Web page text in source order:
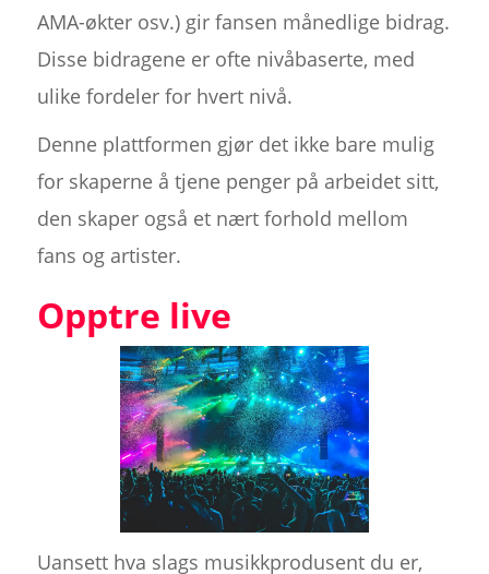
AMA-økter osv.) gir fansen månedlige bidrag.
Disse bidragene er ofte nivåbaserte, med
ulike fordeler for hvert nivå.
Denne plattformen gjør det ikke bare mulig
for skaperne å tjene penger på arbeidet sitt,
den skaper også et nært forhold mellom
fans og artister.
Opptre live
Uansett hva slags musikkprodusent du er,